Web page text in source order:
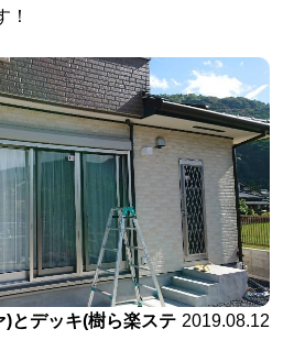
！
)とデッキ(樹ら楽ステ 2019.08.12